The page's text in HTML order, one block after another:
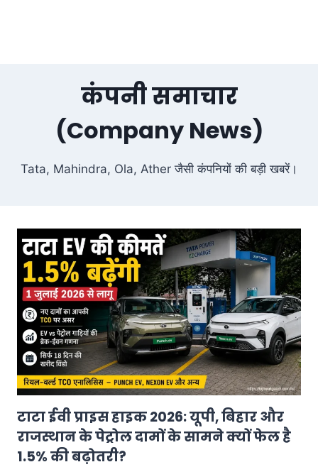
कंपनी समाचार
(Company News)
Tata, Mahindra, Ola, Ather जैसी कंपनियों की बड़ी खबरें।
टाटा ईवी प्राइस हाइक 2026: यूपी, बिहार और
राजस्थान के पेट्रोल दामों के सामने क्यों फेल है
1.5% की बढ़ोतरी?